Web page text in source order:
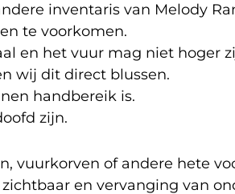
inventaris van Melody
te voorkomen.
en het vuur mag niet hoger
wij dit direct blussen.
handbereik is.
zijn.
vuurkorven of andere hete
en vervanging van